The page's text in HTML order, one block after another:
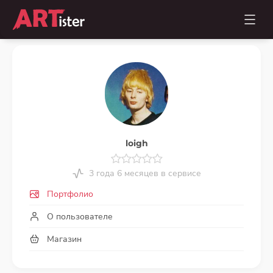
loigh
3 года 6 месяцев в сервисе
Портфолио
О пользователе
Магазин